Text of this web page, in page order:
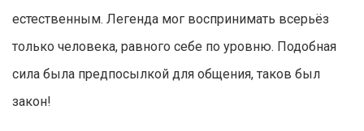
естественным. Легенда мог воспринимать всерьёз
только человека, равного себе по уровню. Подобная
сила была предпосылкой для общения, таков был
закон!